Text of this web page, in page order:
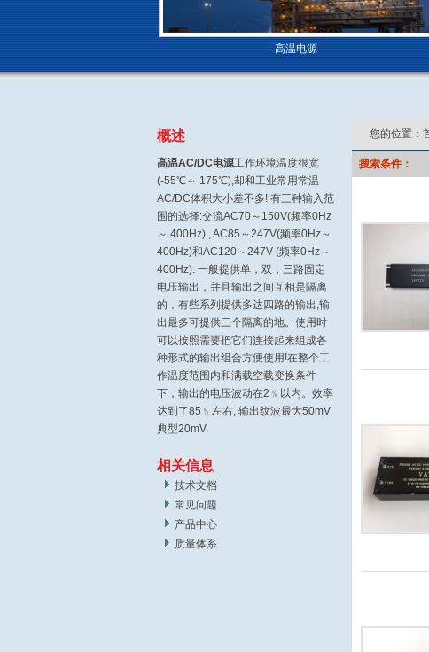
高温电源
概述
高温AC/DC电源工作环境温度很宽
(-55℃～ 175℃),却和工业常用常温
AC/DC体积大小差不多! 有三种输入范
围的选择:交流AC70～150V(频率0Hz
～ 400Hz) , AC85～247V(频率0Hz～
400Hz)和AC120～247V (频率0Hz～
400Hz). 一般提供单，双，三路固定
电压输出，并且输出之间互相是隔离
的，有些系列提供多达四路的输出,输
出最多可提供三个隔离的地。使用时
可以按照需要把它们连接起来组成各
种形式的输出组合方便使用!在整个工
作温度范围内和满载空载变换条件
下，输出的电压波动在2﹪以内。效率
达到了85﹪左右, 输出纹波最大50mV,
典型20mV.
相关信息
技术文档
常见问题
产品中心
质量体系
您的位置：
搜索条件：